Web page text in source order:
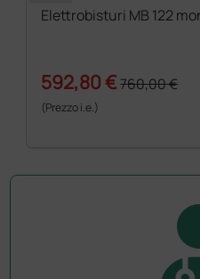
Elettrobisturi MB 122
592,80 €760,00 €
(Prezzo i.e.)